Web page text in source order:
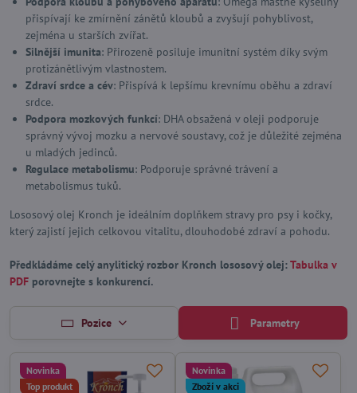
přispívají ke zmírnění zánětů kloubů a zvyšují pohyblivost,
zejména u starších zvířat.
Silnější imunita: Přirozeně posiluje imunitní systém díky svým
protizánětlivým vlastnostem.
Zdraví srdce a cév: Přispívá k lepšímu krevnímu oběhu a zdraví
srdce.
Podpora mozkových funkcí: DHA obsažená v oleji podporuje
správný vývoj mozku a nervové soustavy, což je důležité zejména
u mladých jedinců.
Regulace metabolismu: Podporuje správné trávení a
metabolismus tuků.
Lososový olej Kronch je ideálním doplňkem stravy pro psy i kočky,
který zajistí jejich celkovou vitalitu, dlouhodobé zdraví a pohodu.
Předkládáme celý anylitický rozbor Kronch lososový olej:Tabulka v
PDF porovnejte s konkurencí.
Pozice Parametry
Novinka
Top produkt
Novinka
Zboží v akci